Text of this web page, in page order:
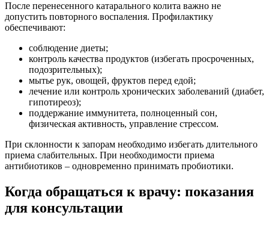
После перенесенного катарального колита важно не
допустить повторного воспаления. Профилактику
обеспечивают:
соблюдение диеты;
контроль качества продуктов (избегать просроченных,
подозрительных);
мытье рук, овощей, фруктов перед едой;
лечение или контроль хронических заболеваний (диабет,
гипотиреоз);
поддержание иммунитета, полноценный сон,
физическая активность, управление стрессом.
При склонности к запорам необходимо избегать длительного
приема слабительных. При необходимости приема
антибиотиков – одновременно принимать пробиотики.
Когда обращаться к врачу: показания
для консультации